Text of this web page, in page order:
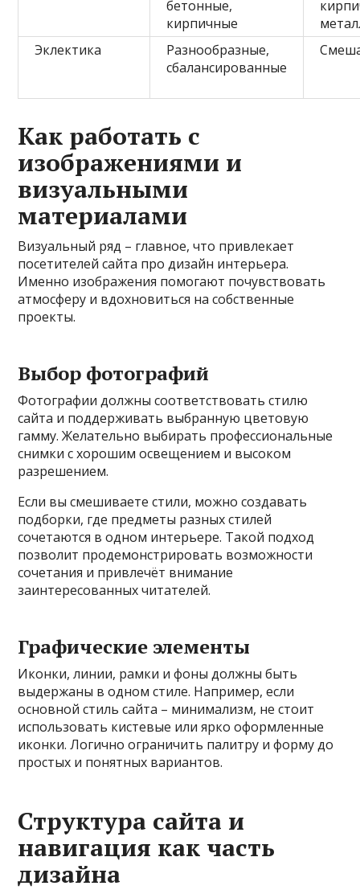
бетонные,
кирпичные
Эклектика
Разнообразные,
сбалансированные
Как работать с
изображениями и
визуальными
материалами
Визуальный ряд – главное, что привлекает
посетителей сайта про дизайн интерьера.
Именно изображения помогают почувствовать
атмосферу и вдохновиться на собственные
проекты.
Выбор фотографий
Фотографии должны соответствовать стилю
сайта и поддерживать выбранную цветовую
гамму. Желательно выбирать профессиональные
снимки с хорошим освещением и высоком
разрешением.
Если вы смешиваете стили, можно создавать
подборки, где предметы разных стилей
сочетаются в одном интерьере. Такой подход
позволит продемонстрировать возможности
сочетания и привлечёт внимание
заинтересованных читателей.
Графические элементы
Иконки, линии, рамки и фоны должны быть
выдержаны в одном стиле. Например, если
основной стиль сайта – минимализм, не стоит
использовать кистевые или ярко оформленные
иконки. Логично ограничить палитру и форму до
простых и понятных вариантов.
Структура сайта и
навигация как часть
дизайна